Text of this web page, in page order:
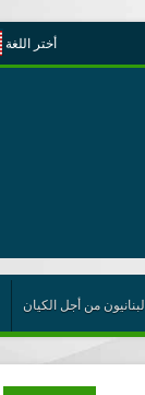
أختر اللغة
لبنانيون من أجل الكيان